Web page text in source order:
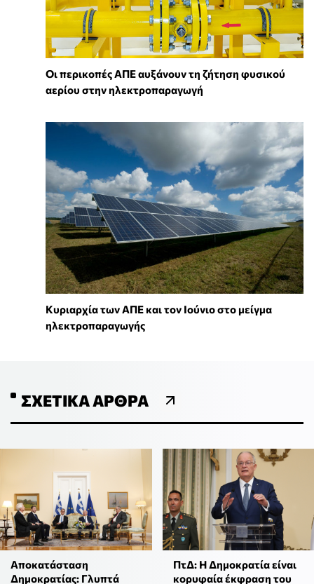
Οι περικοπές ΑΠΕ αυξάνουν τη ζήτηση φυσικού
αερίου στην ηλεκτροπαραγωγή
Κυριαρχία των ΑΠΕ και τον Ιούνιο στο μείγμα
ηλεκτροπαραγωγής
ΣΧΕΤΙΚΆ ΆΡΘΡΑ
Αποκατάσταση
Δημοκρατίας: Γλυπτά
ΠτΔ: Η Δημοκρατία είναι
κορυφαία έκφραση του